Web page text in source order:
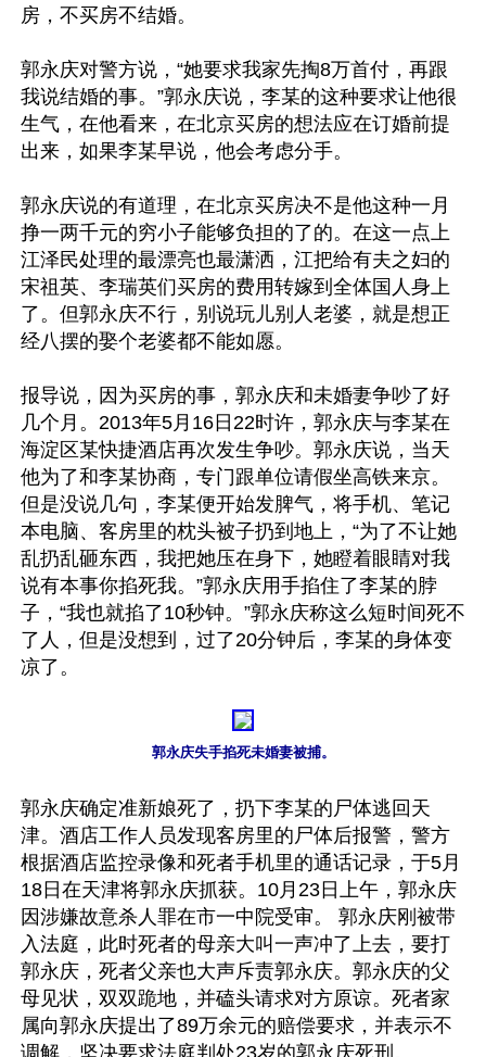
房，不买房不结婚。
郭永庆对警方说，“她要求我家先掏8万首付，再跟
我说结婚的事。”郭永庆说，李某的这种要求让他很
生气，在他看来，在北京买房的想法应在订婚前提
出来，如果李某早说，他会考虑分手。
郭永庆说的有道理，在北京买房决不是他这种一月
挣一两千元的穷小子能够负担的了的。在这一点上
江泽民处理的最漂亮也最潇洒，江把给有夫之妇的
宋祖英、李瑞英们买房的费用转嫁到全体国人身上
了。但郭永庆不行，别说玩儿别人老婆，就是想正
经八摆的娶个老婆都不能如愿。
报导说，因为买房的事，郭永庆和未婚妻争吵了好
几个月。2013年5月16日22时许，郭永庆与李某在
海淀区某快捷酒店再次发生争吵。郭永庆说，当天
他为了和李某协商，专门跟单位请假坐高铁来京。
但是没说几句，李某便开始发脾气，将手机、笔记
本电脑、客房里的枕头被子扔到地上，“为了不让她
乱扔乱砸东西，我把她压在身下，她瞪着眼睛对我
说有本事你掐死我。”郭永庆用手掐住了李某的脖
子，“我也就掐了10秒钟。”郭永庆称这么短时间死不
了人，但是没想到，过了20分钟后，李某的身体变
凉了。
郭永庆失手掐死未婚妻被捕。
郭永庆确定准新娘死了，扔下李某的尸体逃回天
津。酒店工作人员发现客房里的尸体后报警，警方
根据酒店监控录像和死者手机里的通话记录，于5月
18日在天津将郭永庆抓获。10月23日上午，郭永庆
因涉嫌故意杀人罪在市一中院受审。 郭永庆刚被带
入法庭，此时死者的母亲大叫一声冲了上去，要打
郭永庆，死者父亲也大声斥责郭永庆。郭永庆的父
母见状，双双跪地，并磕头请求对方原谅。死者家
属向郭永庆提出了89万余元的赔偿要求，并表示不
调解，坚决要求法庭判处23岁的郭永庆死刑。